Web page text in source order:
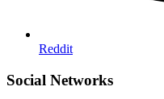
Reddit
Social Networks